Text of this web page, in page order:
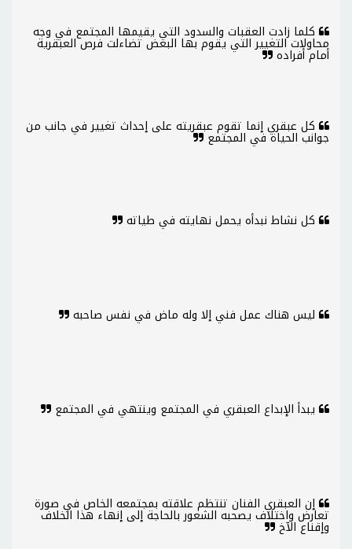
كلما زادت العقبات والسدود التي يقيمها المجتمع في وجه
محاولات التغيير التي يقوم بها البعض تضاءلت فرص العبقرية
أمام أفراده
كل عبقري إنما تقوم عبقريته على إحداث تغيير في جانب من
جوانب الحياة في المجتمع
كل نشاط نبدأه يحمل نهايته في طياته
ليس هناك عمل فني إلا وله ماض في نفس صاحبه
يبدأ الإبداع العبقري في المجتمع وينتهي في المجتمع
إن العبقري الفنان تنتظم علاقته بمجتمعه الخاص في صورة
تعارض واختلاف يصحبه الشعور بالحاجة إلى إنهاء هذا الخلاف
وإقناع الآخ